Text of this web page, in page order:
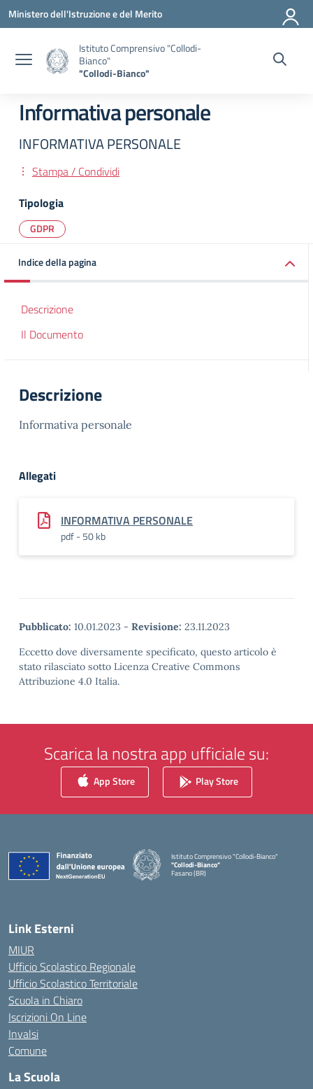
Vai ai contenuti
Vai al menu di navigazione
Vai al footer
Ministero dell'Istruzione e del Merito
Istituto Comprensivo "Collodi-
Bianco"
"Collodi-Bianco"
Informativa personale
INFORMATIVA PERSONALE
Stampa / Condividi
Tipologia
GDPR
Indice della pagina
Descrizione
Il Documento
Descrizione
Informativa personale
Allegati
INFORMATIVA PERSONALE
pdf - 50 kb
Pubblicato: 10.01.2023 - Revisione: 23.11.2023
Eccetto dove diversamente specificato, questo articolo è
stato rilasciato sotto Licenza Creative Commons
Attribuzione 4.0 Italia.
Scarica la nostra app ufficiale su:
App Store Play Store
Istituto Comprensivo "Collodi-Bianco"
"Collodi-Bianco"
Fasano (BR)
Link Esterni
MIUR
Ufficio Scolastico Regionale
Ufficio Scolastico Territoriale
Scuola in Chiaro
Iscrizioni On Line
Invalsi
Comune
La Scuola